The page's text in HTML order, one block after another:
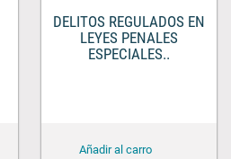
DELITOS REGULADOS EN
LEYES PENALES
ESPECIALES..